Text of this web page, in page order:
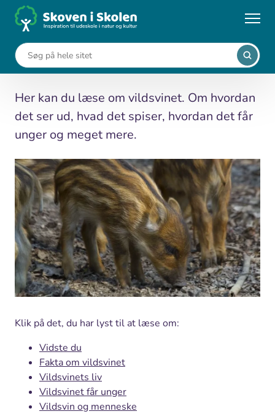
... Leksikon Vildsvin (Sus scrofa)
Vildsvin (Sus scrofa)
Her kan du læse om vildsvinet. Om hvordan
det ser ud, hvad det spiser, hvordan det får
unger og meget mere.
Klik på det, du har lyst til at læse om:
Vidste du
Fakta om vildsvinet
Vildsvinets liv
Vildsvinet får unger
Vildsvin og menneske